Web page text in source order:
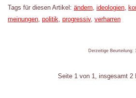
Tags für diesen Artikel: ändern ideologien
meinungen politik progressiv, verharren
Derzeitige Beurteilung:
Seite 1 von 1, insgesamt 2